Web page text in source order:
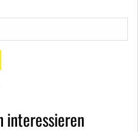
interessieren